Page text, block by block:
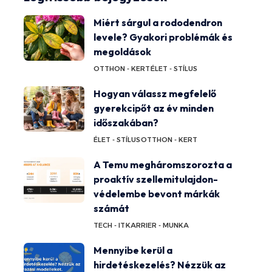
Miért sárgul a rododendron
levele? Gyakori problémák és
megoldások
OTTHON - KERTÉLET - STÍLUS
Hogyan válassz megfelelő
gyerekcipőt az év minden
időszakában?
ÉLET - STÍLUSOTTHON - KERT
A Temu megháromszorozta a
proaktív szellemitulajdon-
védelembe bevont márkák
számát
TECH - ITKARRIER - MUNKA
Mennyibe kerül a
hirdetéskezelés? Nézzük az